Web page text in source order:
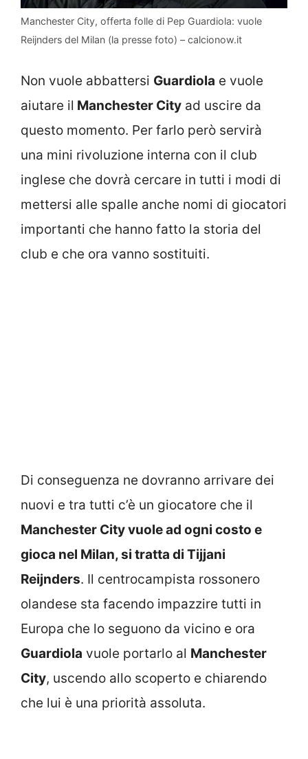
Manchester City, offerta folle di Pep Guardiola: vuole
Reijnders del Milan (la presse foto) – calcionow.it
Non vuole abbattersi Guardiola e vuole
aiutare il Manchester City ad uscire da
questo momento. Per farlo però servirà
una mini rivoluzione interna con il club
inglese che dovrà cercare in tutti i modi di
mettersi alle spalle anche nomi di giocatori
importanti che hanno fatto la storia del
club e che ora vanno sostituiti.
Di conseguenza ne dovranno arrivare dei
nuovi e tra tutti c’è un giocatore che il
Manchester City vuole ad ogni costo e
gioca nel Milan, si tratta di Tijjani
Reijnders. Il centrocampista rossonero
olandese sta facendo impazzire tutti in
Europa che lo seguono da vicino e ora
Guardiola vuole portarlo al Manchester
City, uscendo allo scoperto e chiarendo
che lui è una priorità assoluta.